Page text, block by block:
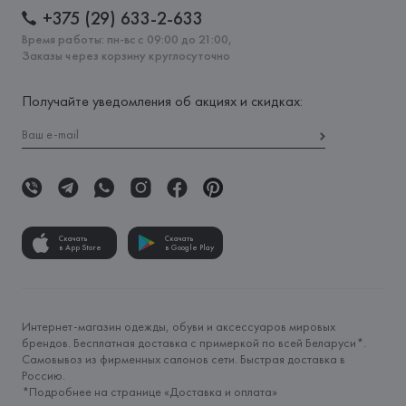
+375 (29) 633-2-633
Время работы: пн-вс с 09:00 до 21:00,
Заказы через корзину круглосуточно
Получайте уведомления об акциях и скидках:
Скачать
в App Store
Скачать
в Google Play
Интернет-магазин одежды, обуви и аксессуаров мировых
брендов. Бесплатная доставка с примеркой по всей Беларуси*.
Самовывоз из фирменных салонов сети. Быстрая доставка в
Россию.
*Подробнее на странице «Доставка и оплата»